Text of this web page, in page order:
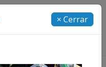
× Cerrar